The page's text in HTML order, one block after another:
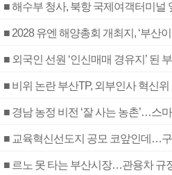
■ 해수부 청사, 북항 국제여객터미널
■ 2028 유엔 해양총회 개최지, ‘부산
■ 외국인 선원 ‘인신매매 경유지’ 된
■ 비위 논란 부산TP, 외부인사 혁신위
■ 경남 농정 비전 ‘잘 사는 농촌’…스
■ 교육혁신선도지 공모 코앞인데…구
■ 르노 못 타는 부산시장…관용차 규